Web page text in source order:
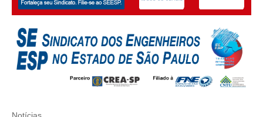
O SINDICATO
APRESENTAÇÃO
PALAVRA DO PRESIDENTE